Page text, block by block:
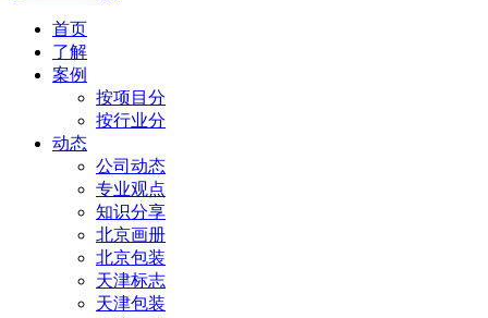
首页
了解
案例
按项目分
按行业分
动态
公司动态
专业观点
知识分享
北京画册
北京包装
天津标志
天津包装